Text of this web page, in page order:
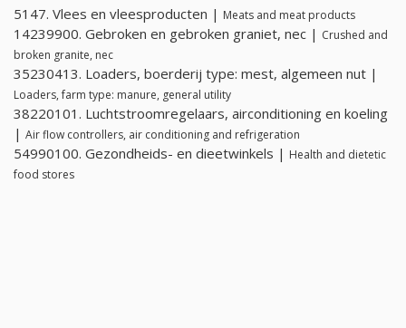
5147. Vlees en vleesproducten | Meats and meat products
14239900. Gebroken en gebroken graniet, nec | Crushed and
broken granite, nec
35230413. Loaders, boerderij type: mest, algemeen nut |
Loaders, farm type: manure, general utility
38220101. Luchtstroomregelaars, airconditioning en koeling
| Air flow controllers, air conditioning and refrigeration
54990100. Gezondheids- en dieetwinkels | Health and dietetic
food stores